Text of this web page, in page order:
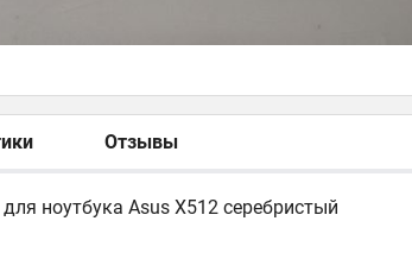
Отзывы
ноутбука Asus X512 серебристый